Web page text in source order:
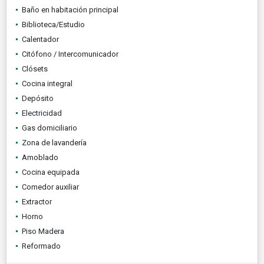
Baño en habitación principal
Biblioteca/Estudio
Calentador
Citófono / Intercomunicador
Clósets
Cocina integral
Depósito
Electricidad
Gas domiciliario
Zona de lavandería
Amoblado
Cocina equipada
Comedor auxiliar
Extractor
Horno
Piso Madera
Reformado